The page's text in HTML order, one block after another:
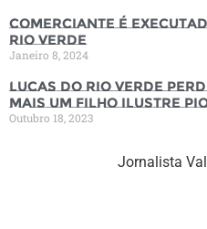
Comerciante é
Rio Verde
Janeiro 8, 2024
Lucas do Rio Verde
mais um filho ilustre
Outubro 18, 2023
Jornalista